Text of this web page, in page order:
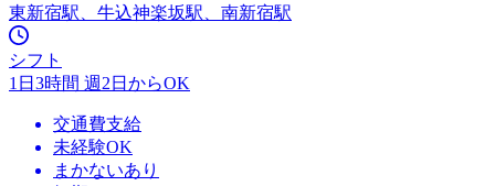
東新宿駅、牛込神楽坂駅、南新宿駅
シフト
1日3時間 週2日からOK
交通費支給
未経験OK
まかないあり